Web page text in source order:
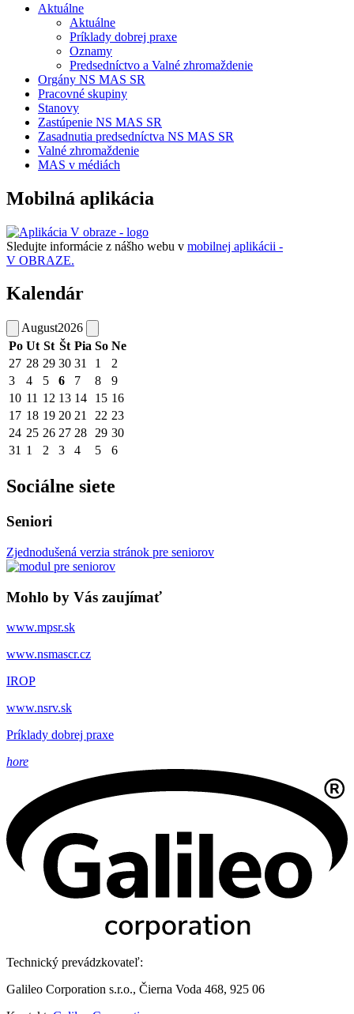
Aktuálne
Aktuálne
Príklady dobrej praxe
Oznamy
Predsedníctvo a Valné zhromaždenie
Orgány NS MAS SR
Pracovné skupiny
Stanovy
Zastúpenie NS MAS SR
Zasadnutia predsedníctva NS MAS SR
Valné zhromaždenie
MAS v médiách
Mobilná aplikácia
Sledujte informácie z nášho webu v mobilnej aplikácii -
V OBRAZE.
Kalendár
August2026
Po Ut St Št Pia So Ne
27 28 29 30 31 1
2
3
4 5 6 7 8
9
10 11 12 13 14 15 16
17 18 19 20 21 22 23
24 25 26 27 28 29 30
31 1 2 3 4 5 6
Sociálne siete
Seniori
Zjednodušená verzia stránok pre seniorov
Mohlo by Vás zaujímať
www.mpsr.sk
www.nsmascr.cz
IROP
www.nsrv.sk
Príklady dobrej praxe
hore
Technický prevádzkovateľ:
Galileo Corporation s.r.o., Čierna Voda 468, 925 06